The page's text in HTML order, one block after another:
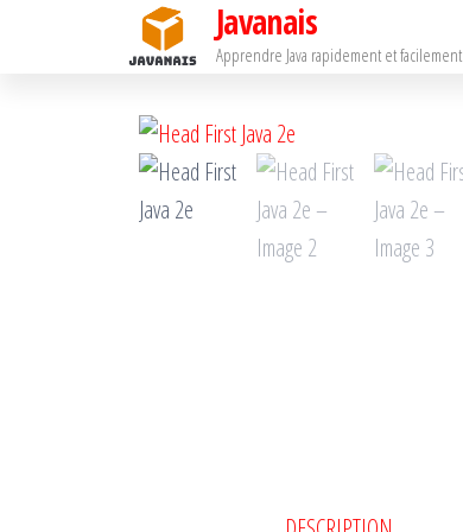
Javanais
Apprendre Java rapidement et facilement